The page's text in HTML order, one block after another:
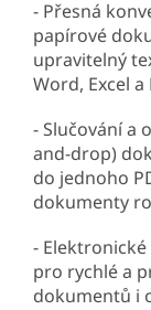
- Přesná
papírové
upravitelný
Word, Excel
- Slučování a
and-drop)
do jednoho
dokumenty
-
pro rychlé a
dokumentů i